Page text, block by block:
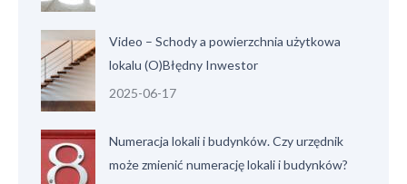
Video – Schody a powierzchnia użytkowa
lokalu (O)Błędny Inwestor
2025-06-17
Numeracja lokali i budynków. Czy urzędnik
może zmienić numerację lokali i budynków?